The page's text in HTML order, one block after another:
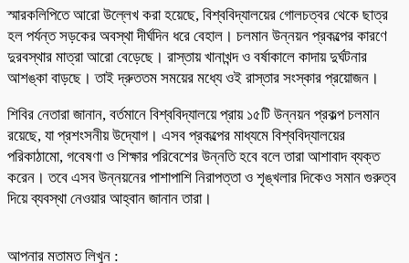
স্মারকলিপিতে আরো উল্লেখ করা হয়েছে, বিশ্ববিদ্যালয়ের গোলচত্বর থেকে ছাত্র
হল পর্যন্ত সড়কের অবস্থা দীর্ঘদিন ধরে বেহাল। চলমান উন্নয়ন প্রকল্পের কারণে
দুরবস্থার মাত্রা আরো বেড়েছে। রাস্তায় খানাখন্দ ও বর্ষাকালে কাদায় দুর্ঘটনার
আশঙ্কা বাড়ছে। তাই দ্রুততম সময়ের মধ্যে ওই রাস্তার সংস্কার প্রয়োজন।
শিবির নেতারা জানান, বর্তমানে বিশ্ববিদ্যালয়ে প্রায় ১৫টি উন্নয়ন প্রকল্প চলমান
রয়েছে, যা প্রশংসনীয় উদ্যোগ। এসব প্রকল্পের মাধ্যমে বিশ্ববিদ্যালয়ের
পরিকাঠামো, গবেষণা ও শিক্ষার পরিবেশের উন্নতি হবে বলে তারা আশাবাদ ব্যক্ত
করেন। তবে এসব উন্নয়নের পাশাপাশি নিরাপত্তা ও শৃঙ্খলার দিকেও সমান গুরুত্ব
দিয়ে ব্যবস্থা নেওয়ার আহ্বান জানান তারা।
আপনার মতামত লিখুন :